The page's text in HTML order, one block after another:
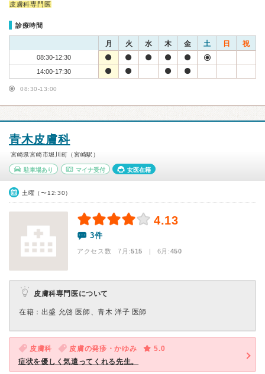
皮膚科専門医
診療時間
月 火 水 木 金 土 日 祝
08:30-12:30
14:00-17:30
08:30-13:00
青木皮膚科
宮崎県宮崎市堀川町（宮崎駅）
駐車場あり マイナ受付 女医在籍
土曜（〜12:30）
4.13
3件
アクセス数 7月:515 | 6月:450
皮膚科専門医について
在籍：出盛 允啓 医師、青木 洋子 医師
皮膚科 皮膚の発疹・かゆみ
5.0
症状を優しく気遣ってくれる先生。